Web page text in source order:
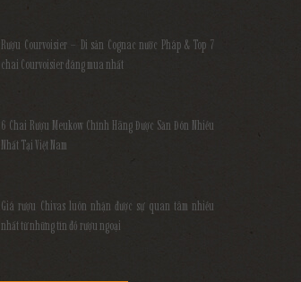
Rượu Courvoisier – Di sản Cognac nước Pháp & Top 7
chai Courvoisier đáng mua nhất
6 Chai Rượu Meukow Chính Hãng Được Săn Đón Nhiều
Nhất Tại Việt Nam
Giá rượu Chivas luôn nhận được sự quan tâm nhiều
nhất từ những tín đồ rượu ngoại